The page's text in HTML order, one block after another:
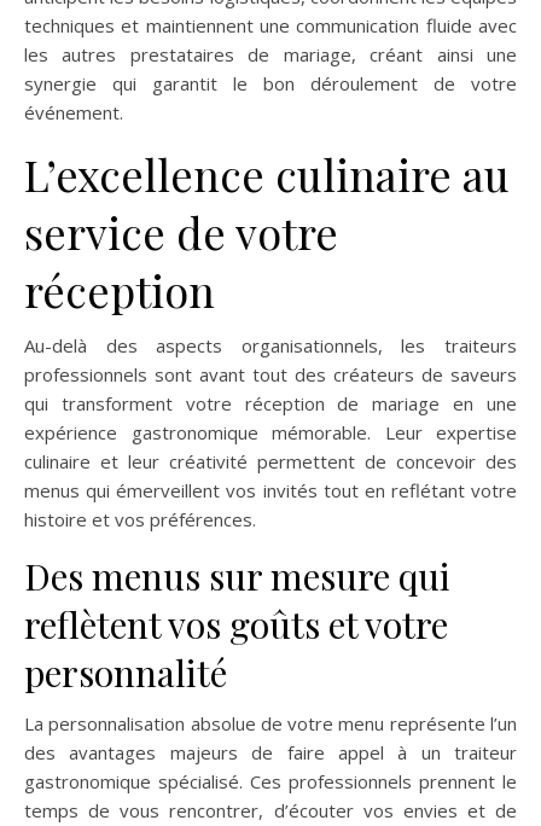
techniques et maintiennent une communication fluide avec
les autres prestataires de mariage, créant ainsi une
synergie qui garantit le bon déroulement de votre
événement.
L’excellence culinaire au
service de votre
réception
Au-delà des aspects organisationnels, les traiteurs
professionnels sont avant tout des créateurs de saveurs
qui transforment votre réception de mariage en une
expérience gastronomique mémorable. Leur expertise
culinaire et leur créativité permettent de concevoir des
menus qui émerveillent vos invités tout en reflétant votre
histoire et vos préférences.
Des menus sur mesure qui
reflètent vos goûts et votre
personnalité
La personnalisation absolue de votre menu représente l’un
des avantages majeurs de faire appel à un traiteur
gastronomique spécialisé. Ces professionnels prennent le
temps de vous rencontrer, d’écouter vos envies et de